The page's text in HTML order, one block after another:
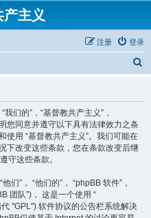
主义
登录
注册
们的”，“基督教共产主义”，
您同意并遵守以下具有法律效力之条
使用 “基督教共产主义”。我们可能在
下改变这些条款，您在条款改变后继
守这些条款。
们”， “他们的”， “phpBB 软件”，
团队”)， 这是一个使用 “
代 "GPL") 软件协议的公告栏系统解决